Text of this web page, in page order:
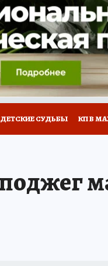
КОНКУРСЫ
СУДЬБЫ КП В